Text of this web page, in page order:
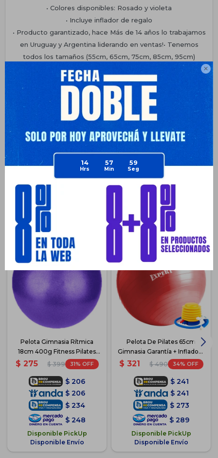

14 57 58
• Colores disponibles: Rosado y violeta
• Incluye inflador de regalo
• Producto garantizado, hace Más de 14 años lo trabajamos
en Uruguay y Argentina liderando en ventas!• Tenemos
todos los tamaños (55cm, 65cm, 75cm, 85cm, 95cm)
*COLORES ALEATORIOS, SE ENVÍAN SUJETOS A
DISPONIBILIDAD DE STOCK
Planes de cuotas
Envíos
Medios de pago
Productos que te pueden interesar
Pelota Gimnasia Rítmica
18cm 400g Fitness Pilates
Gym
$ 275 $ 399 31
$ 206
$ 206
$ 234
$ 248
Disponible PickUp
Disponible Envío
Pelota De Pilates 65cm
Gimnasia Garantía + Inflador -
Rojo
$ 321 $ 490 34
$ 241
$ 241
$ 273
$ 289
Disponible PickUp
Disponible Envío